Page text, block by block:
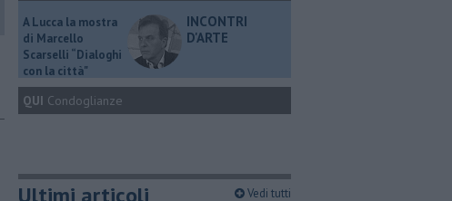
A Lucca la mostra
di Marcello
Scarselli “Dialoghi
con la città"
INCONTRI
D'ARTE
QUI Condoglianze
Ultimi articoli Vedi tutti